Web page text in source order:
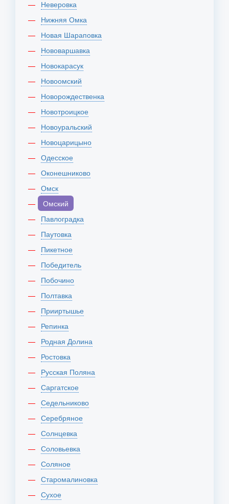
Неверовка
Нижняя Омка
Новая Шараповка
Нововаршавка
Новокарасук
Новоомский
Новорождественка
Новотроицкое
Новоуральский
Новоцарицыно
Одесское
Оконешниково
Омск
Омский
Павлоградка
Паутовка
Пикетное
Победитель
Побочино
Полтавка
Прииртышье
Репинка
Родная Долина
Ростовка
Русская Поляна
Саргатское
Седельниково
Серебряное
Солнцевка
Соловьевка
Соляное
Старомалиновка
Сухое